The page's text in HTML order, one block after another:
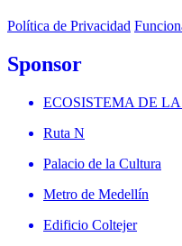
Política de Privacidad
Sponsor
ECOSISTEMA DE
Ruta N
Palacio de la Cultura
Metro de Medellín
Edificio Coltejer